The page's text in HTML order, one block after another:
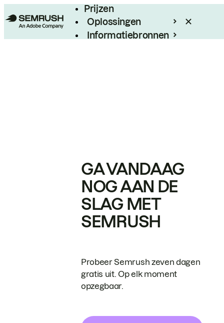
Prijzen
Oplossingen
Informatiebronnen
GA VANDAAG
NOG AAN DE
SLAG MET
SEMRUSH
Probeer Semrush zeven dagen
gratis uit. Op elk moment
opzegbaar.